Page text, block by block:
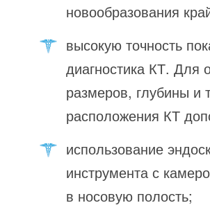
новообразования
высокую точность
диагностика КТ. Для
размеров, глубины и
расположения КТ
использование
инструмента с
в носовую полость;